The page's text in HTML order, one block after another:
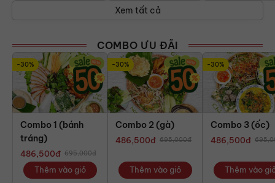
Xem tất cả
COMBO ƯU ĐÃI
-30%
Combo 1 (bánh
tráng)
486,500đ 695,000đ
Thêm vào giỏ
-30%
Combo 2 (gà)
486,500đ 695,000đ
Thêm vào giỏ
-30%
Combo 3 (ốc)
486,500đ
Thêm vào